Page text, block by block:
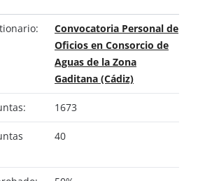
Convocatoria Personal de
Oficios en Consorcio de
Aguas de la Zona
Gaditana (Cádiz)
1673
40